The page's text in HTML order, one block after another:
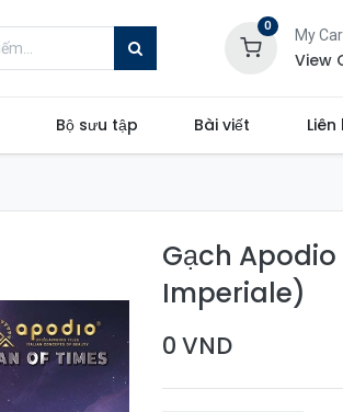
0
My
View
Bộ sưu tập Bài viết Liên
Gạch Apodio
Imperiale)
0 VND